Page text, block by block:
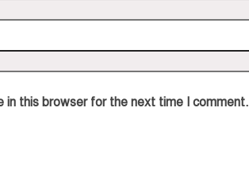
in this browser for the next time I comment.